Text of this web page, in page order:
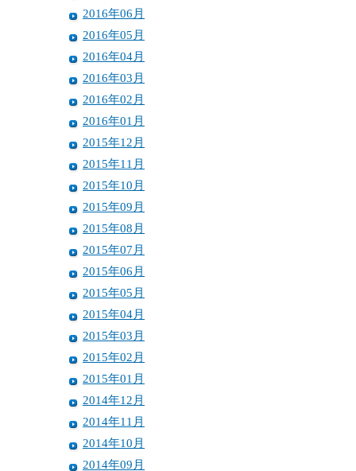
2016年06月
2016年05月
2016年04月
2016年03月
2016年02月
2016年01月
2015年12月
2015年11月
2015年10月
2015年09月
2015年08月
2015年07月
2015年06月
2015年05月
2015年04月
2015年03月
2015年02月
2015年01月
2014年12月
2014年11月
2014年10月
2014年09月